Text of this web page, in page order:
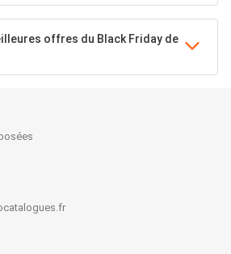
offres du Black Friday de